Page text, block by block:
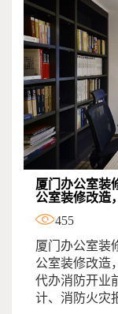
厦门办公室装
公室装修改造
455
厦门办公室装
公室装修改造
代办消防开业
计、消防火灾